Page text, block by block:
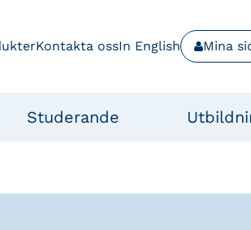
Kontakta ossIn English Mina
Studerande